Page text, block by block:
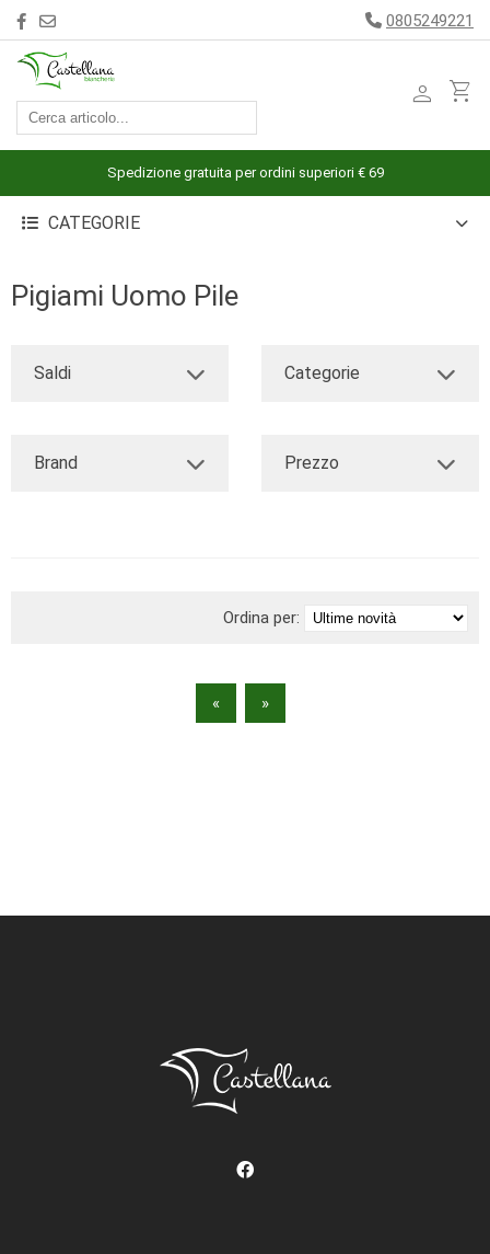
ACCESSORI
ARREDAMENTO
BIANCHERIA
CUCINA
MARE
OUTLET
0805249221
person shopping_cart
Spedizione gratuita per ordini superiori € 69
CATEGORIE
Pigiami Uomo Pile
Saldi Categorie
Brand Prezzo
Ordina per:
« »